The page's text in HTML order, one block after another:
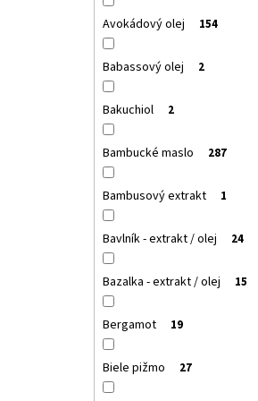
Avokádový olej 154
Babassový olej 2
Bakuchiol 2
Bambucké maslo 287
Bambusový extrakt 1
Bavlník - extrakt / olej 24
Bazalka - extrakt / olej 15
Bergamot 19
Biele pižmo 27